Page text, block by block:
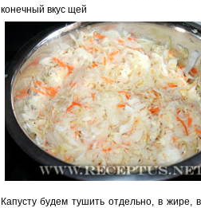
конечный вкус щей
Капусту будем тушить отдельно, в жире,